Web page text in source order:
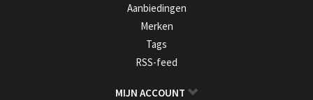
Aanbiedingen
Merken
Tags
RSS-feed
MIJN ACCOUNT